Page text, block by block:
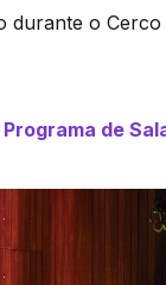
durante o Cerco
Programa de